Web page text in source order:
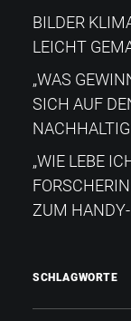
BILDER
LEICHT
„WAS
SICH AUF
„WIE LEBE
ZUM
SCHLAGWORTE